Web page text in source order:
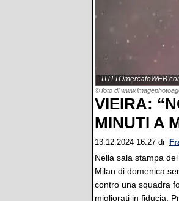
© foto di
VIEIRA:
MINUTI A
13.12.2024 16:27 di
Nella sala stampa
Milan di domenica
contro una squadra
migliorati in fiducia.